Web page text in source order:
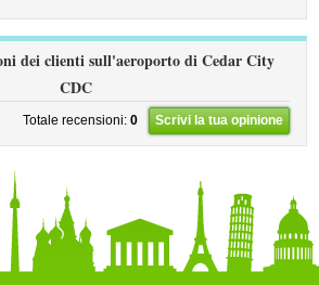
dei clienti sull'aeroporto di Cedar City
CDC
Totale recensioni: 0 Scrivi la tua opinione